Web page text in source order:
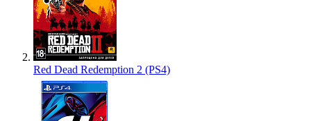
Red Dead Redemption 2 (PS4)